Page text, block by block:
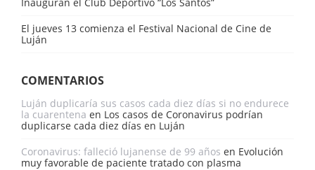
El jueves 13 comienza el Festival Nacional de Cine de
Luján
COMENTARIOS
Luján duplicaría sus casos cada diez días si no endurece
la cuarentena en Los casos de Coronavirus podrían
duplicarse cada diez días en Luján
Coronavirus: falleció lujanense de 99 años en Evolución
muy favorable de paciente tratado con plasma